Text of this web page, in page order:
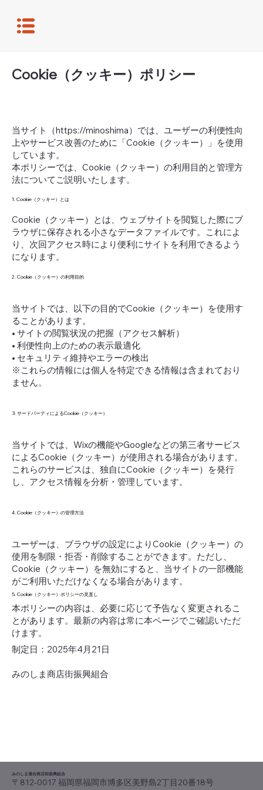
Cookie（クッキー）ポリシー
当サイト（https://minoshima）では、ユーザーの利便性向
上やサービス改善のために「Cookie（クッキー）」を使用
しています。
本ポリシーでは、Cookie（クッキー）の利用目的と管理方
法についてご説明いたします。
1. Cookie（クッキー）とは
Cookie（クッキー）とは、ウェブサイトを閲覧した際にブ
ラウザに保存される小さなデータファイルです。これによ
り、次回アクセス時により便利にサイトを利用できるよう
になります。
2. Cookie（クッキー）の利用目的
当サイトでは、以下の目的でCookie（クッキー）を使用す
ることがあります。
• サイトの閲覧状況の把握（アクセス解析）
• 利便性向上のための表示最適化
• セキュリティ維持やエラーの検出
※これらの情報には個人を特定できる情報は含まれており
ません。
3. サードパーティによるCookie（クッキー）
当サイトでは、Wixの機能やGoogleなどの第三者サービス
によるCookie（クッキー）が使用される場合があります。
これらのサービスは、独自にCookie（クッキー）を発行
し、アクセス情報を分析・管理しています。
4. Cookie（クッキー）の管理方法
ユーザーは、ブラウザの設定によりCookie（クッキー）の
使用を制限・拒否・削除することができます。ただし、
Cookie（クッキー）を無効にすると、当サイトの一部機能
がご利用いただけなくなる場合があります。
5. Cookie（クッキー）ポリシーの見直し
本ポリシーの内容は、必要に応じて予告なく変更されるこ
とがあります。最新の内容は常に本ページでご確認いただ
けます。
制定日：2025年4月21日
みのしま商店街振興組合
みのしま連合商店街振興組合
〒812-0017 福岡県福岡市博多区美野島2丁目20番18号